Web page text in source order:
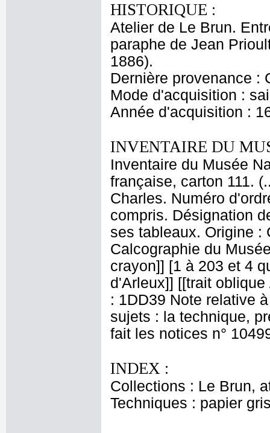
HISTORIQUE :
Atelier de Le Brun.
paraphe de Jean
1886).
Dernière provenance :
Mode d'acquisition :
Année d'acquisition :
INVENTAIRE DU
Inventaire du Musée
française, carton 111.
Charles. Numéro
compris. Désignation
ses tableaux. Origine :
Calcographie du
crayon]] [1 à 203 et 4
d'Arleux]] [[trait
: 1DD39 Note relative
sujets : la technique,
fait les notices n°
INDEX :
Collections : Le Brun,
Techniques : papier